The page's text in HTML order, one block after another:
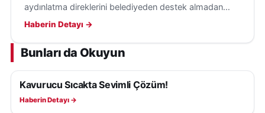
aydınlatma direklerini belediyeden destek almadan
kendi imkânlarıyla boyayarak gönüllü çalışmasıyla
Haberin Detayı →
Bunları da Okuyun
YAŞAM
Kavurucu Sıcakta Sevimli Çözüm!
Haberin Detayı →